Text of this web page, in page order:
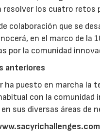
resolver los cuatro retos
colaboración que se
en el marco de la
por la comunidad
anteriores
ha puesto en marcha la
con la
sus diversas áreas de